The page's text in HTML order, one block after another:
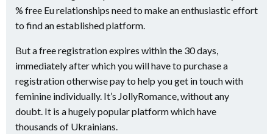
% free Eu relationships need to make an enthusiastic effort
to find an established platform.
But a free registration expires within the 30 days,
immediately after which you will have to purchase a
registration otherwise pay to help you get in touch with
feminine individually. It’s JollyRomance, without any
doubt. It is a hugely popular platform which have
thousands of Ukrainians.